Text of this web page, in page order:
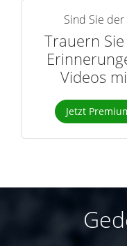
Sind Sie
Trauern
Videos
Jetzt